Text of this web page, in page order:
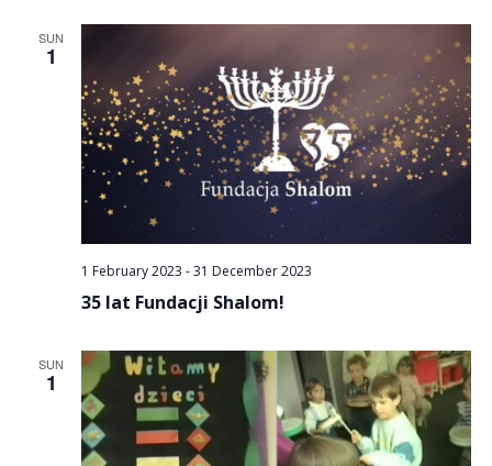
SUN
1
1 February 2023 -31 December 2023
35 lat Fundacji Shalom!
SUN
1